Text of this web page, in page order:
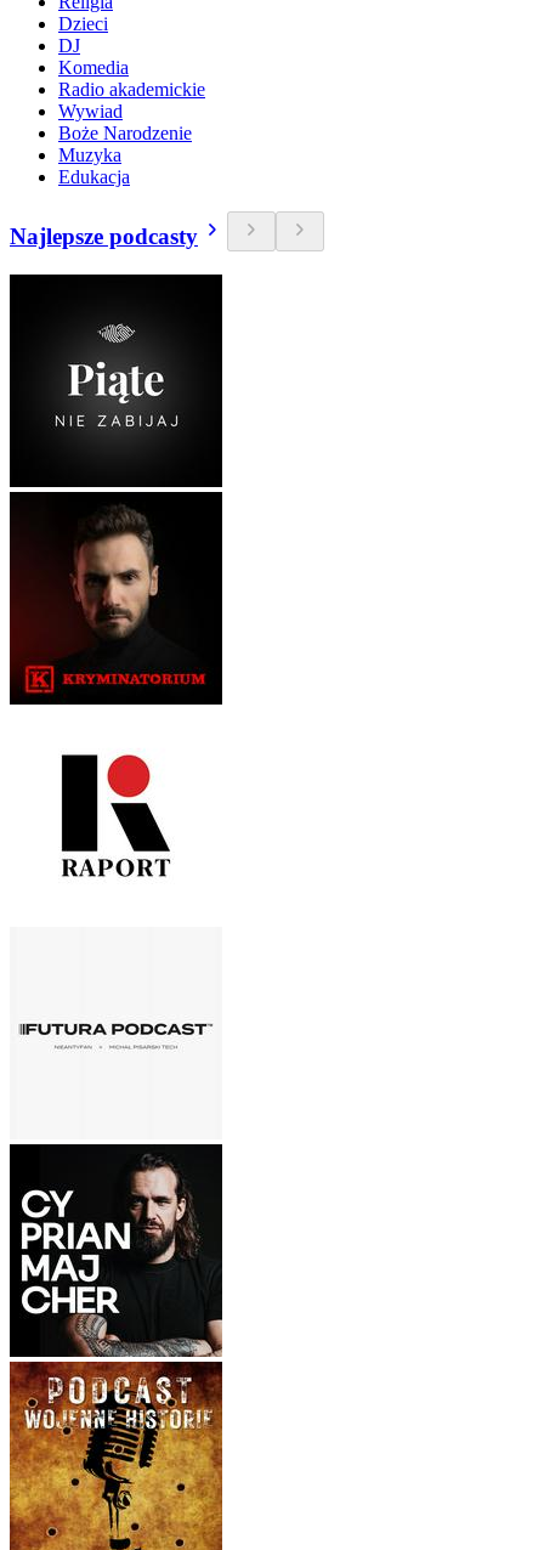
Dzieci
DJ
Komedia
Radio akademickie
Wywiad
Boże Narodzenie
Muzyka
Edukacja
Najlepsze podcasty